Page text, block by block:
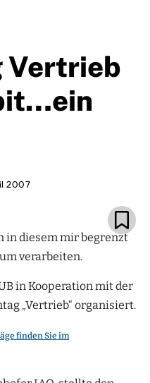
Vertrieb
2007
in diesem mir begrenzt
verarbeiten.
in Kooperation mit der
„Vertrieb“ organisiert.
finden Sie im